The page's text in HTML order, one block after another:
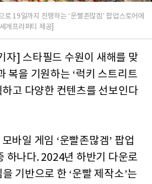
로 19일까지 진행하는 ‘운빨존많겜’ 팝업스토어에
계프라퍼티 제공]
자] 스타필드 수원이 새해를 맞
복을 기원하는 ‘럭키 스트리트
고 다양한 컨텐츠를 선보인다
바일 게임 ‘운빨존많겜’ 팝업
하나다. 2024년 하반기 다운로
기반으로 한 ‘운빨 제작소’는